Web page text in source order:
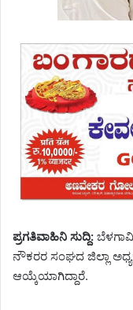
ಪ್ರಗತಿವಾಹಿನಿ ಸುದ್ದಿ:
ನೌಕರರ ಸಂಘದ ಜಿಲ್ಲಾ
ಆಯ್ಕೆಯಾಗಿದ್ದಾರೆ.